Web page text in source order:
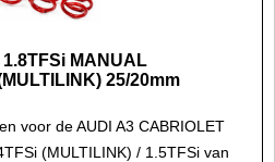
MANUAL
25/20mm
voor de AUDI A3 CABRIOLET
(MULTILINK) / 1.5TFSi van